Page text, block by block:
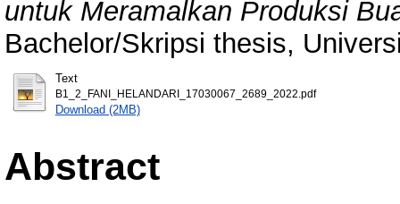
untuk Meramalkan Produksi
Bachelor/Skripsi thesis,
Text
B1_2_FANI_HELANDARI_17030067_2689_2022.pdf
Download (2MB)
Abstract